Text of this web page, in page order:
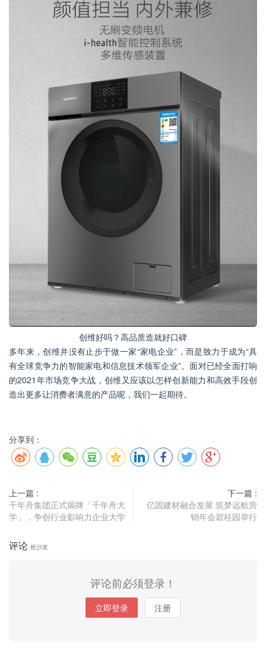
创维好吗？高品质造就好口碑
多年来，创维并没有止步于做一家“家电企业”，而是致力于成为“具
有全球竞争力的智能家电和信息技术领军企业”。面对已经全面打响
的2021年市场竞争大战，创维又应该以怎样创新能力和高效手段创
造出更多让消费者满意的产品呢，我们一起期待。
分享到：
上一篇 :
千年舟集团正式揭牌「千年舟大
学」，争创行业影响力企业大学
下一篇 :
亿固建材融合发展 筑梦远航营
销年会碧桂园举行
评论 抢沙发
评论前必须登录！
立即登录 注册